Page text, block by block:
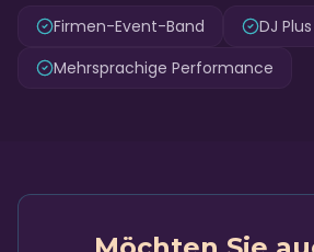
Firmen-Event-Band
DJ
Mehrsprachige Performance